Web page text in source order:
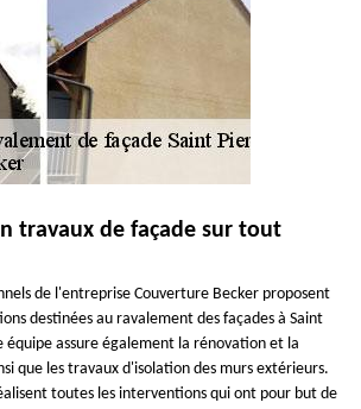
travaux de façade sur tout
de l'entreprise Couverture Becker proposent
destinées au ravalement des façades à Saint
équipe assure également la rénovation et la
que les travaux d'isolation des murs extérieurs.
toutes les interventions qui ont pour but de